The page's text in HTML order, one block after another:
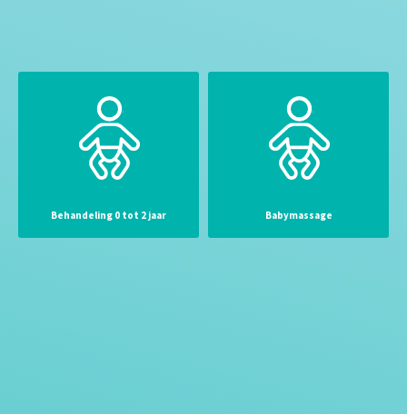
Behandeling 0 tot 2 jaar Babymassage